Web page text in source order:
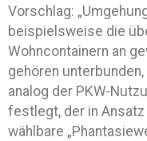
Vorschlag:
beispielsweise die
Wohncontainern an
gehören
analog der PKW-
festlegt, der in
wählbare